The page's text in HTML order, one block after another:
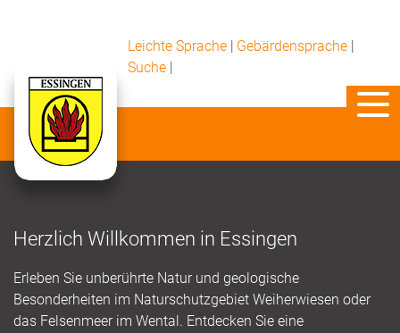
Leichte Sprache | Gebärdensprache |
Suche |
Herzlich Willkommen in Essingen
Erleben Sie unberührte Natur und geologische
Besonderheiten im Naturschutzgebiet Weiherwiesen oder
das Felsenmeer im Wental. Entdecken Sie eine